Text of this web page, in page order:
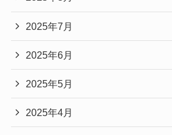
2025年7月
2025年6月
2025年5月
2025年4月